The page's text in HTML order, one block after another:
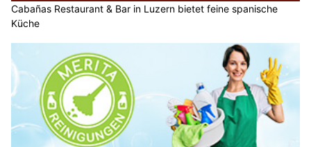
Cabañas Restaurant & Bar in Luzern bietet feine spanische
Küche